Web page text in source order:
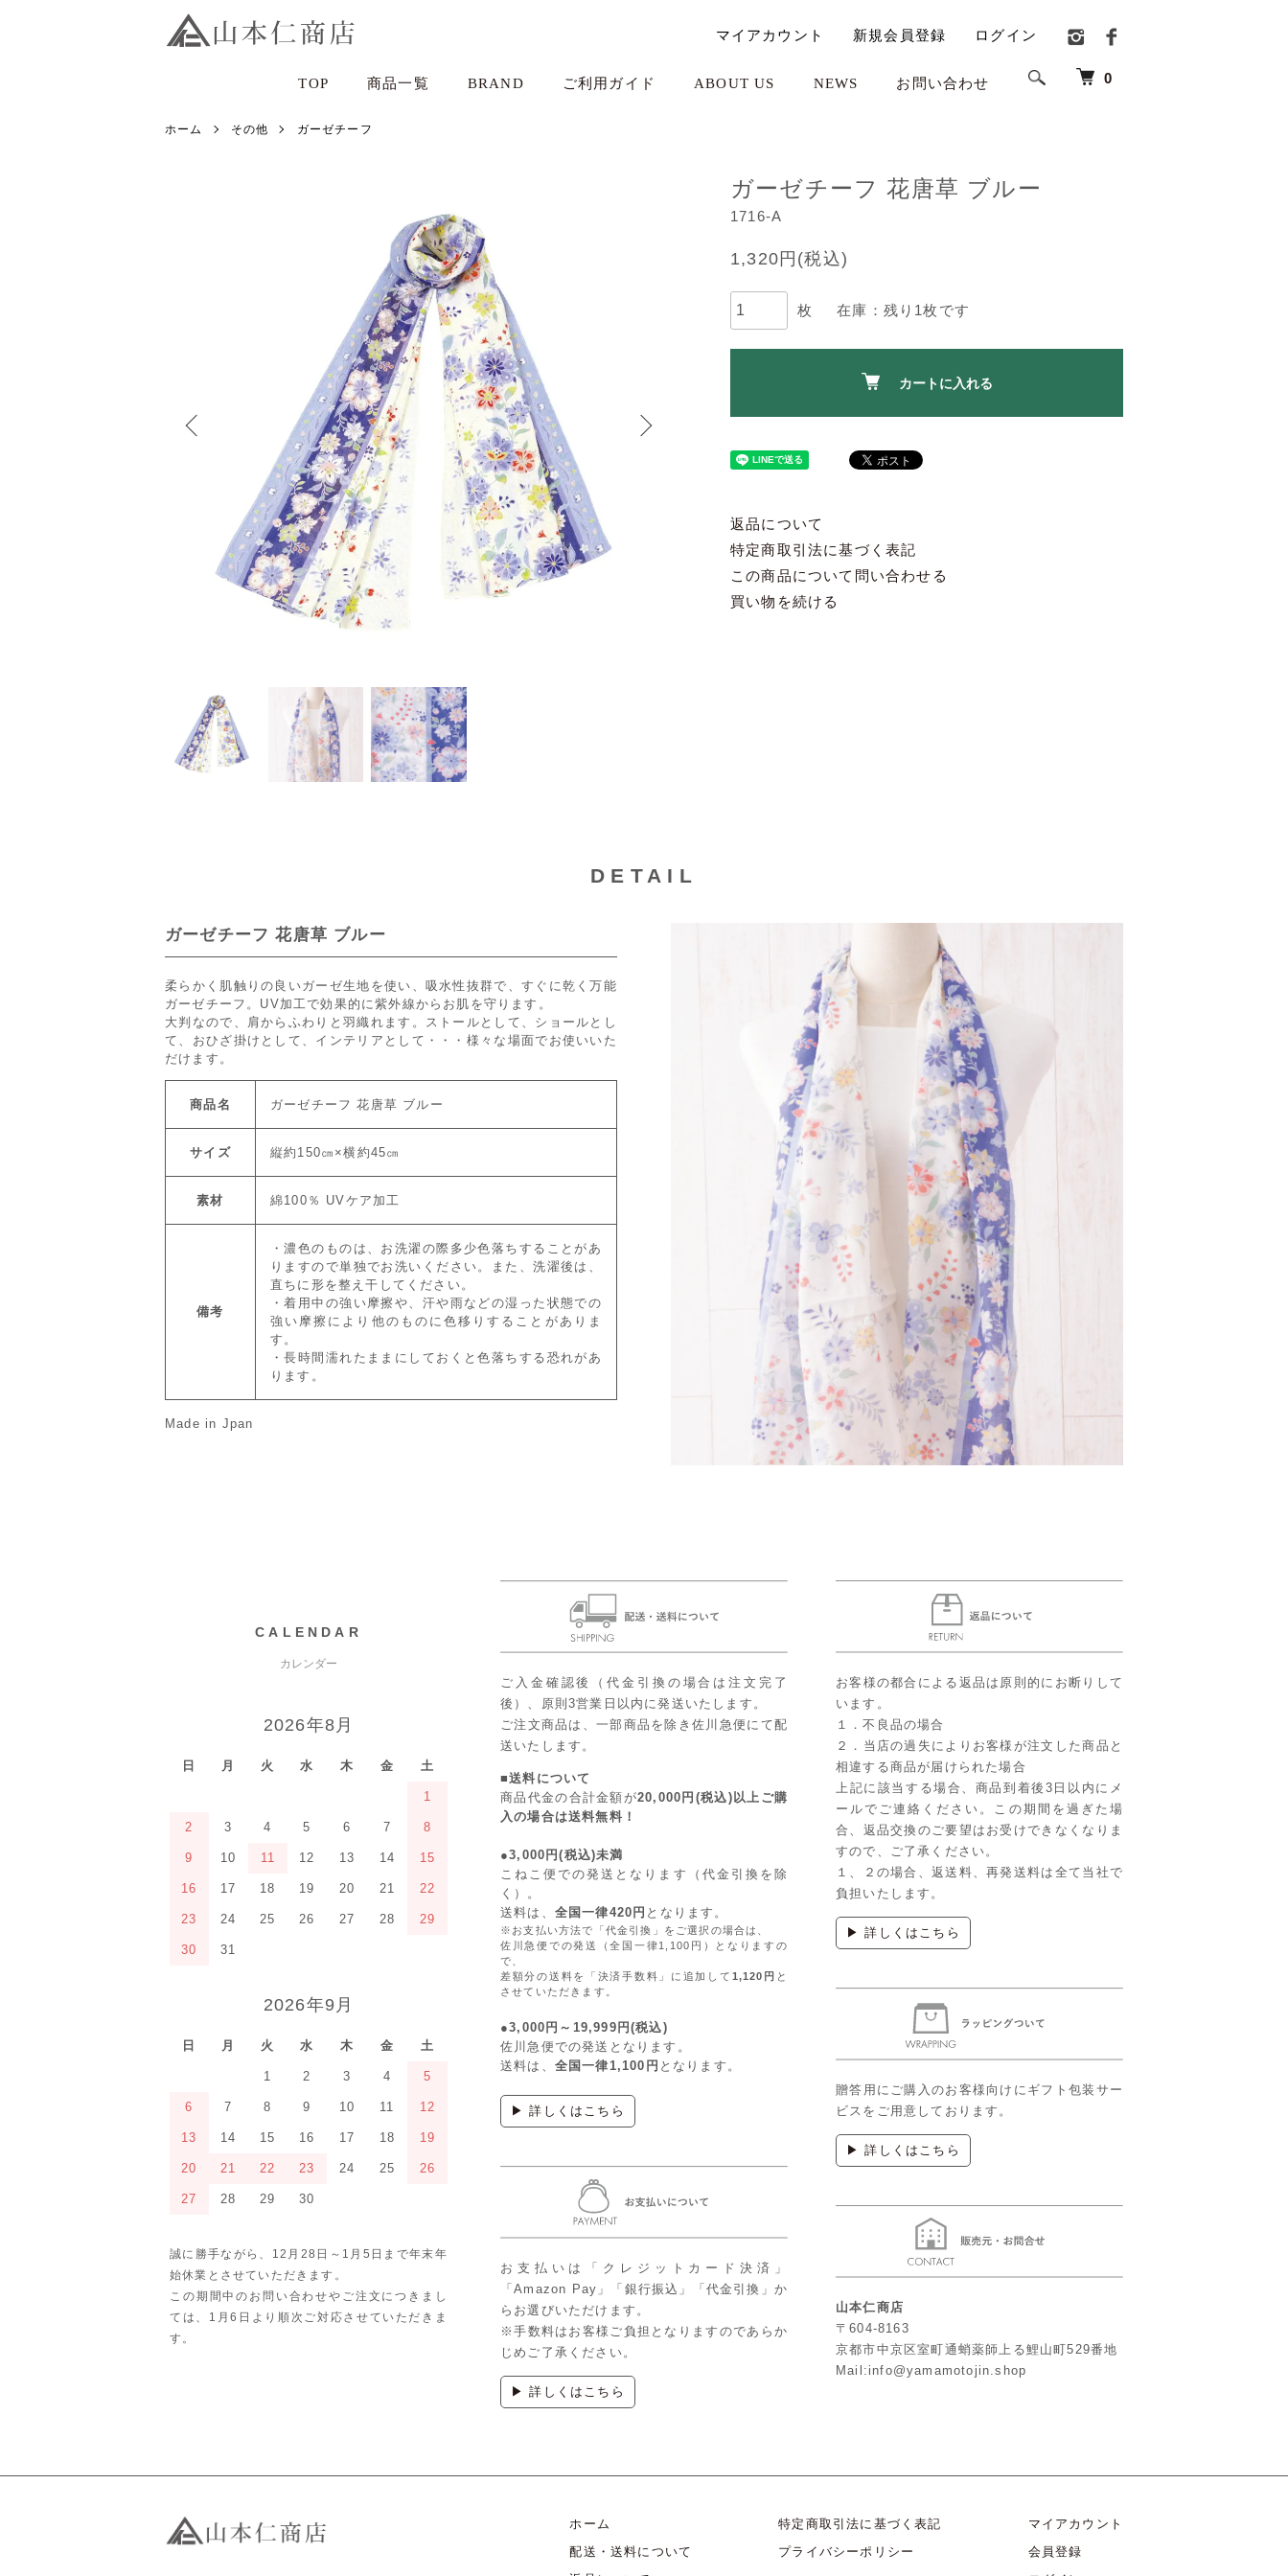
0
TOP 商品一覧 BRAND ご利用ガイド ABOUT US NEWS お問い合わせ
マイアカウント 新規会員登録 ログイン
ホーム その他 ガーゼチーフ
ガーゼチーフ 花唐草 ブルー
1716-A
1,320円(税込)
枚 在庫：残り1枚です
カートに入れる
返品について
特定商取引法に基づく表記
この商品について問い合わせる
買い物を続ける
DETAIL
ガーゼチーフ 花唐草 ブルー
柔らかく肌触りの良いガーゼ生地を使い、吸水性抜群で、すぐに乾く万能
ガーゼチーフ。UV加工で効果的に紫外線からお肌を守ります。
大判なので、肩からふわりと羽織れます。ストールとして、ショールとし
て、おひざ掛けとして、インテリアとして・・・様々な場面でお使いいた
だけます。
商品名 ガーゼチーフ 花唐草 ブルー
サイズ 縦約150㎝×横約45㎝
素材 綿100％ UVケア加工
備考
・濃色のものは、お洗濯の際多少色落ちすることがあ
りますので単独でお洗いください。また、洗濯後は、
直ちに形を整え干してください。
・着用中の強い摩擦や、汗や雨などの湿った状態での
強い摩擦により他のものに色移りすることがありま
す。
・長時間濡れたままにしておくと色落ちする恐れがあ
ります。
Made in Jpan
CALENDAR
カレンダー
2026年8月
日 月 火 水 木 金 土
1
2 3 4 5 6 7 8
9 10 11 12 13 14 15
16 17 18 19 20 21 22
23 24 25 26 27 28 29
30 31
2026年9月
日 月 火 水 木 金 土
1 2 3 4 5
6 7 8 9 10 11 12
13 14 15 16 17 18 19
20 21 22 23 24 25 26
27 28 29 30
誠に勝手ながら、12月28日～1月5日まで年末年
始休業とさせていただきます。
この期間中のお問い合わせやご注文につきまし
ては、1月6日より順次ご対応させていただきま
す。
ご入金確認後（代金引換の場合は注文完了
後）、原則3営業日以内に発送いたします。
ご注文商品は、一部商品を除き佐川急便にて配
送いたします。
■送料について
商品代金の合計金額が20,000円(税込)以上ご購
入の場合は送料無料！
●3,000円(税込)未満
こねこ便での発送となります（代金引換を除
く）。
送料は、 全国一律420円 となります。
※お支払い方法で「代金引換」をご選択の場合は、
佐川急便での発送（全国一律1,100円）となりますの
で、
差額分の送料を「決済手数料」に追加して 1,120円 と
させていただきます。
●3,000円～19,999円(税込)
佐川急便での発送となります。
送料は、 全国一律1,100円 となります。
▶ 詳しくはこちら
お支払いは「クレジットカード決済」
「Amazon Pay」「銀行振込」「代金引換」か
らお選びいただけます。
※手数料はお客様ご負担となりますのであらか
じめご了承ください。
▶ 詳しくはこちら
お客様の都合による返品は原則的にお断りして
います。
１．不良品の場合
２．当店の過失によりお客様が注文した商品と
相違する商品が届けられた場合
上記に該当する場合、商品到着後3日以内にメ
ールでご連絡ください。この期間を過ぎた場
合、返品交換のご要望はお受けできなくなりま
すので、ご了承ください。
１、２の場合、返送料、再発送料は全て当社で
負担いたします。
▶ 詳しくはこちら
贈答用にご購入のお客様向けにギフト包装サー
ビスをご用意しております。
▶ 詳しくはこちら
山本仁商店
〒604-8163
京都市中京区室町通蛸薬師上る鯉山町529番地
Mail:info@yamamotojin.shop
ホーム
配送・送料について
特定商取引法に基づく表記
プライバシーポリシー
マイアカウント
会員登録